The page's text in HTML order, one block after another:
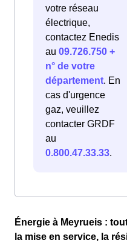
votre réseau
électrique,
contactez Enedis
au 09.726.750 +
n° de votre
département. En
cas d'urgence
gaz, veuillez
contacter GRDF
au
0.800.47.33.33.
Énergie à Meyrueis :
la mise en service, la